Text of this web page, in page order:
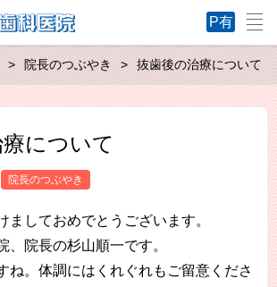
院長のつぶやき 抜歯後の治療について
について
院長のつぶやき
ましておめでとうございます。
、院長の杉山順一です。
ね。体調にはくれぐれもご留意くださ